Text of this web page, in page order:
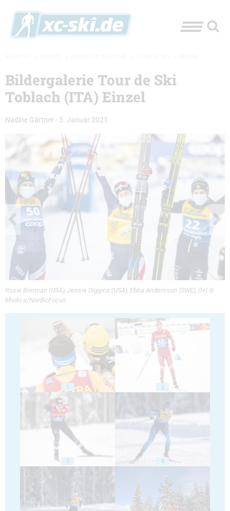
Bildergalerie Tour de Ski
Toblach (ITA) Einzel
Nadine Gärtner - 5. Januar 2021
Rosie Brennan (USA), Jessie Diggins (USA), Ebba Andersson (SWE), (l-r) ©
Modica/NordicFocus
1 2
3 4